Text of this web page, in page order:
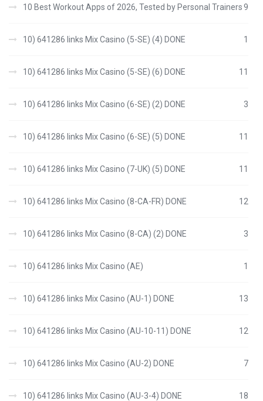
10 Best Workout Apps of 2026, Tested by Personal Trainers9
10) 641286 links Mix Casino (5-SE) (4) DONE 1
10) 641286 links Mix Casino (5-SE) (6) DONE 11
10) 641286 links Mix Casino (6-SE) (2) DONE 3
10) 641286 links Mix Casino (6-SE) (5) DONE 11
10) 641286 links Mix Casino (7-UK) (5) DONE 11
10) 641286 links Mix Casino (8-CA-FR) DONE 12
10) 641286 links Mix Casino (8-CA) (2) DONE 3
10) 641286 links Mix Casino (AE) 1
10) 641286 links Mix Casino (AU-1) DONE 13
10) 641286 links Mix Casino (AU-10-11) DONE 12
10) 641286 links Mix Casino (AU-2) DONE 7
10) 641286 links Mix Casino (AU-3-4) DONE 18